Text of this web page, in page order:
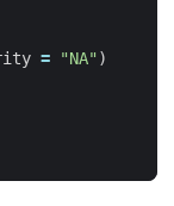
= "NA")